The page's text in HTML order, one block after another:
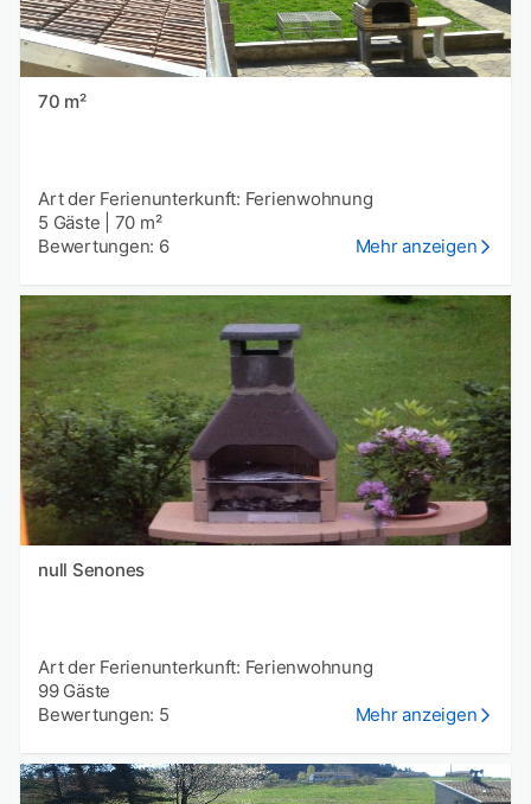
70 m²
Art der Ferienunterkunft: Ferienwohnung
5 Gäste
70 m²
Bewertungen: 6
Mehr anzeigen
null Senones
Art der Ferienunterkunft: Ferienwohnung
99 Gäste
Bewertungen: 5
Mehr anzeigen